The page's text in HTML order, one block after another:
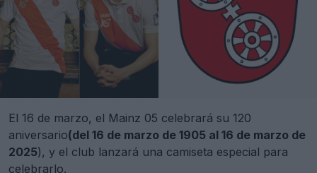
El 16 de marzo, el Mainz 05 celebrará su 120
aniversario(del 16 de marzo de 1905 al 16 de marzo de
2025), y el club lanzará una camiseta especial para
celebrarlo.